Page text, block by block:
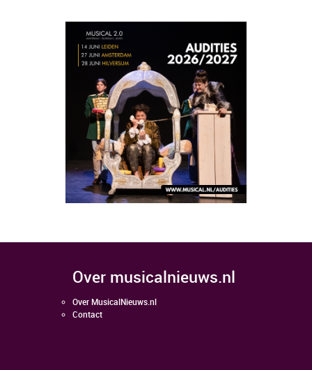
over musicalnieuws.nl
Over MusicalNieuws.nl
Contact